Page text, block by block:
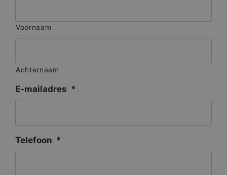
Voornaam
Achternaam
E-mailadres *
Telefoon *